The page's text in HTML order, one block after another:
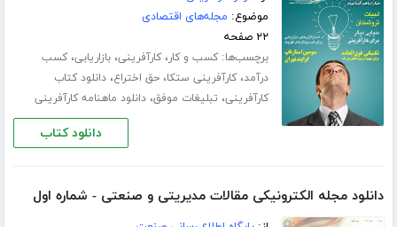
موضوع: مجله‌های اقتصادی
۲۲ صفحه
برچسب‌ها:کسب و کار،کارآفرینی،بازاریابی،کسب
درآمد،کارآفرینی ستکا،حق اختراع،دانلود کتاب
کارآفرینی، تبلیغات موفق،دانلود ماهنامه کارآفرینی
دانلود کتاب
دانلود مجله الکترونیکی مقالات مدیریتی و صنعتی - شماره اول